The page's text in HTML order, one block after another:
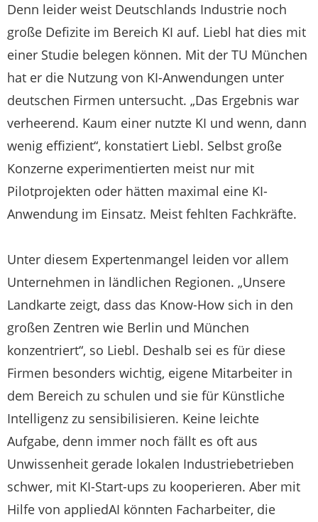
Denn leider weist Deutschlands Industrie noch
große Defizite im Bereich KI auf. Liebl hat dies mit
einer Studie belegen können. Mit der TU München
hat er die Nutzung von KI-Anwendungen unter
deutschen Firmen untersucht. „Das Ergebnis war
verheerend. Kaum einer nutzte KI und wenn, dann
wenig effizient“, konstatiert Liebl. Selbst große
Konzerne experimentierten meist nur mit
Pilotprojekten oder hätten maximal eine KI-
Anwendung im Einsatz. Meist fehlten Fachkräfte.
Unter diesem Expertenmangel leiden vor allem
Unternehmen in ländlichen Regionen. „Unsere
Landkarte zeigt, dass das Know-How sich in den
großen Zentren wie Berlin und München
konzentriert“, so Liebl. Deshalb sei es für diese
Firmen besonders wichtig, eigene Mitarbeiter in
dem Bereich zu schulen und sie für Künstliche
Intelligenz zu sensibilisieren. Keine leichte
Aufgabe, denn immer noch fällt es oft aus
Unwissenheit gerade lokalen Industriebetrieben
schwer, mit KI-Start-ups zu kooperieren. Aber mit
Hilfe von appliedAI könnten Facharbeiter, die